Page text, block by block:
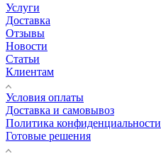
Услуги
Доставка
Отзывы
Новости
Статьи
Клиентам
Условия оплаты
Доставка и самовывоз
Политика конфиденциальности
Готовые решения